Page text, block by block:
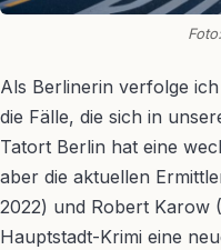
Als Berlinerin verfolge
die Fälle, die sich in
Tatort Berlin hat eine
aber die aktuellen
2022) und Robert Karow
Hauptstadt-Krimi eine